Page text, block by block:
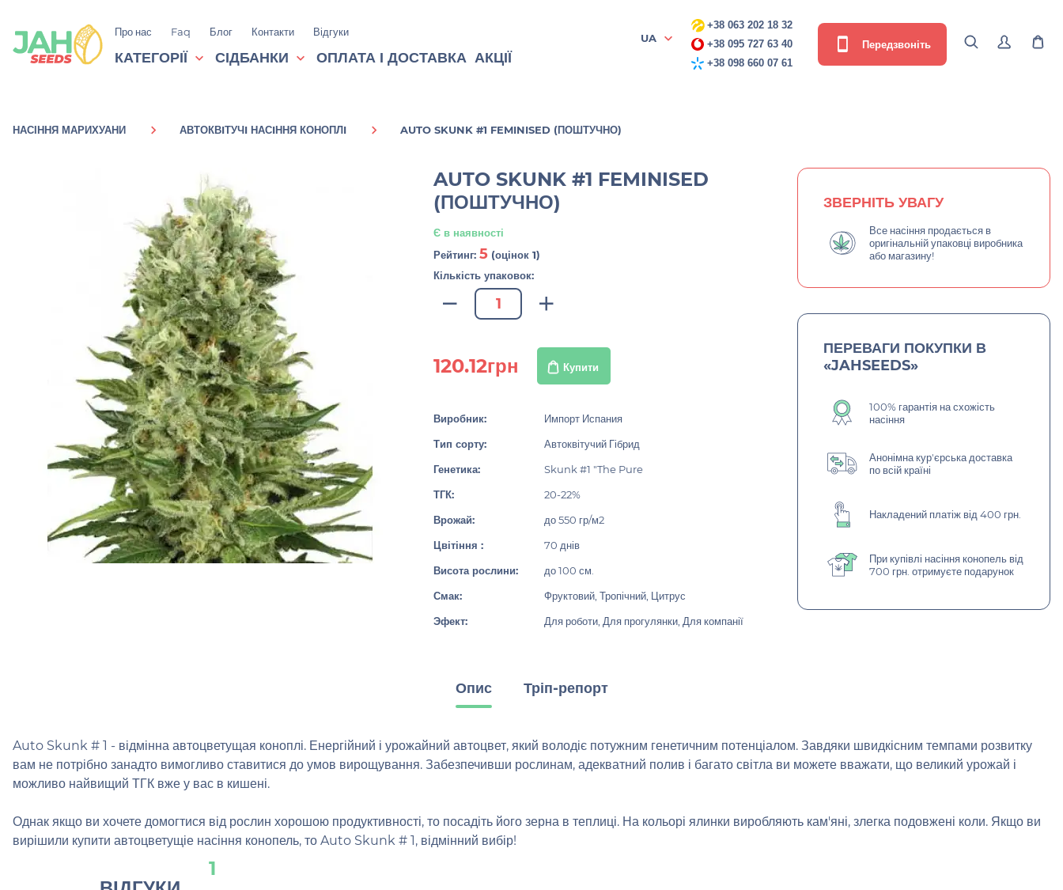
Про нас Faq Блог Контакти Відгуки
КАТЕГОРІЇ СІДБАНКИ ОПЛАТА І ДОСТАВКА АКЦІЇ
UA
+38 063 202 18 32
+38 095 727 63 40
+38 098 660 07 61
Передзвоніть
НАСІННЯ МАРИХУАНИ АВТОКВIТУЧI НАСIННЯ КОНОПЛI AUTO SKUNK #1 FEMINISED (ПОШТУЧНО)
AUTO SKUNK #1 FEMINISED
(ПОШТУЧНО)
Є в наявності
Рейтинг: 5 (оцінок 1)
Кількість упаковок:
120.12грн Купити
Виробник:
Импорт Испания
Тип сорту:
Автоквітучий Гібрид
Генетика:
Skunk #1 "The Pure
ТГК:
20-22%
Врожай:
до 550 гр/м2
Цвітіння :
70 днів
Висота рослини:
до 100 см.
Смак:
Фруктовий, Тропічний, Цитрус
Эфект:
Для роботи, Для прогулянки, Для компанії
ЗВЕРНІТЬ УВАГУ
Все насіння продається в
оригінальній упаковці виробника
або магазину!
ПЕРЕВАГИ ПОКУПКИ В
«JAHSEEDS»
100% гарантія на схожість
насіння
Анонімна кур'єрська доставка
по всій країні
Накладений платіж від 400 грн.
При купівлі насіння конопель від
700 грн. отримуєте подарунок
Опис Тріп-репорт
Auto Skunk # 1 - відмінна автоцветущая коноплі. Енергійний і урожайний автоцвет, який володіє потужним генетичним потенціалом. Завдяки швидкісним темпами розвитку
вам не потрібно занадто вимогливо ставитися до умов вирощування. Забезпечивши рослинам, адекватний полив і багато світла ви можете вважати, що великий урожай і
можливо найвищий ТГК вже у вас в кишені.
Однак якщо ви хочете домогтися від рослин хорошою продуктивності, то посадіть його зерна в теплиці. На кольорі ялинки виробляють кам'яні, злегка подовжені коли. Якщо ви
вирішили купити автоцветущіе насіння конопель, то Auto Skunk # 1, відмінний вибір!
1